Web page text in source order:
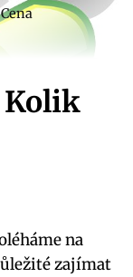
Cena
Kolik
na
zajímat